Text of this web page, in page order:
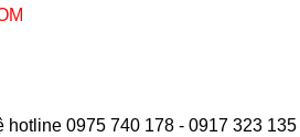
0975 740 178 - 0917 323